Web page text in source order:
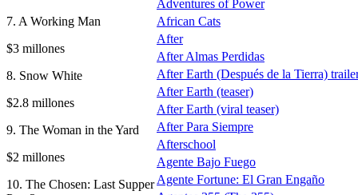
7. A Working Man
$3 millones
8. Snow White
$2.8 millones
9. The Woman in the Yard
$2 millones
10. The Chosen: Last Supper
Adventures of Power
African Cats
After
After Almas Perdidas
After Earth (Después de la Tierra)
After Earth (teaser)
After Earth (viral teaser)
After Para Siempre
Afterschool
Agente Bajo Fuego
Agente Fortune: El Gran Engaño